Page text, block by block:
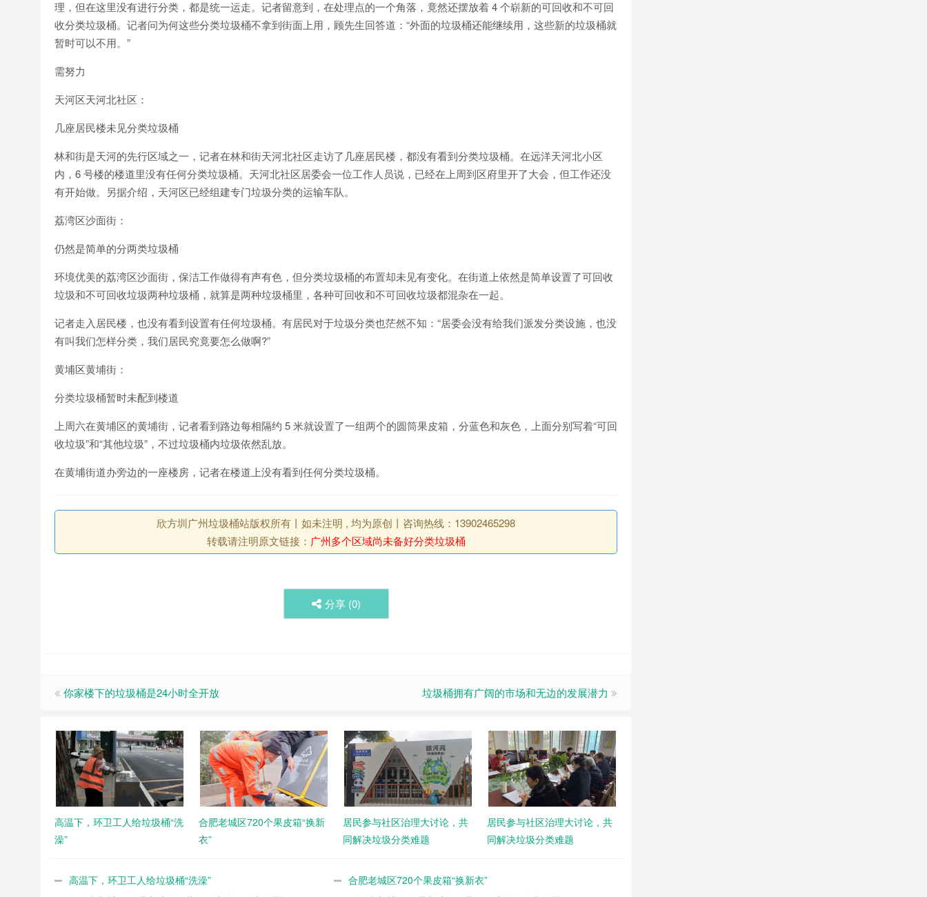
理，但在这里没有进行分类，都是统一运走。记者留意到，在处理点的一个角落，竟然还摆放着 4 个崭新的可回收和不可回
收分类垃圾桶。记者问为何这些分类垃圾桶不拿到街面上用，顾先生回答道：“外面的垃圾桶还能继续用，这些新的垃圾桶就
暂时可以不用。”
需努力
天河区天河北社区：
几座居民楼未见分类垃圾桶
林和街是天河的先行区域之一，记者在林和街天河北社区走访了几座居民楼，都没有看到分类垃圾桶。在远洋天河北小区
内，6 号楼的楼道里没有任何分类垃圾桶。天河北社区居委会一位工作人员说，已经在上周到区府里开了大会，但工作还没
有开始做。另据介绍，天河区已经组建专门垃圾分类的运输车队。
荔湾区沙面街：
仍然是简单的分两类垃圾桶
环境优美的荔湾区沙面街，保洁工作做得有声有色，但分类垃圾桶的布置却未见有变化。在街道上依然是简单设置了可回收
垃圾和不可回收垃圾两种垃圾桶，就算是两种垃圾桶里，各种可回收和不可回收垃圾都混杂在一起。
记者走入居民楼，也没有看到设置有任何垃圾桶。有居民对于垃圾分类也茫然不知：“居委会没有给我们派发分类设施，也没
有叫我们怎样分类，我们居民究竟要怎么做啊?”
黄埔区黄埔街：
分类垃圾桶暂时未配到楼道
上周六在黄埔区的黄埔街，记者看到路边每相隔约 5 米就设置了一组两个的圆筒果皮箱，分蓝色和灰色，上面分别写着“可回
收垃圾”和“其他垃圾”，不过垃圾桶内垃圾依然乱放。
在黄埔街道办旁边的一座楼房，记者在楼道上没有看到任何分类垃圾桶。
欣方圳广州垃圾桶站版权所有丨如未注明 , 均为原创丨咨询热线：13902465298
转载请注明原文链接： 广州多个区域尚未备好分类垃圾桶
分享 (0)
你家楼下的垃圾桶是24小时全开放 垃圾桶拥有广阔的市场和无边的发展潜力
高温下，环卫工人给垃圾桶“洗
澡”
合肥老城区720个果皮箱“换新
衣”
居民参与社区治理大讨论，共
同解决垃圾分类难题
居民参与社区治理大讨论，共
同解决垃圾分类难题
高温下，环卫工人给垃圾桶“洗澡”
合肥老城区720个果皮箱“换新衣”